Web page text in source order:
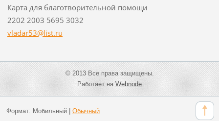
Карта для благотворительной помощи
2202 2003 5695 3032
vladar53@list.ru
© 2013 Все права защищены.
Работает наWebnode
Формат: Мобильный| Обычный